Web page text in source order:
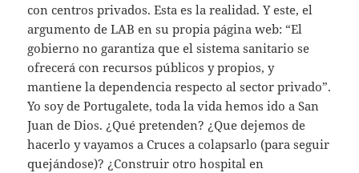
con centros privados. Esta es la realidad. Y este, el
argumento de LAB en su propia página web: “El
gobierno no garantiza que el sistema sanitario se
ofrecerá con recursos públicos y propios, y
mantiene la dependencia respecto al sector privado”.
Yo soy de Portugalete, toda la vida hemos ido a San
Juan de Dios. ¿Qué pretenden? ¿Que dejemos de
hacerlo y vayamos a Cruces a colapsarlo (para seguir
quejándose)? ¿Construir otro hospital en